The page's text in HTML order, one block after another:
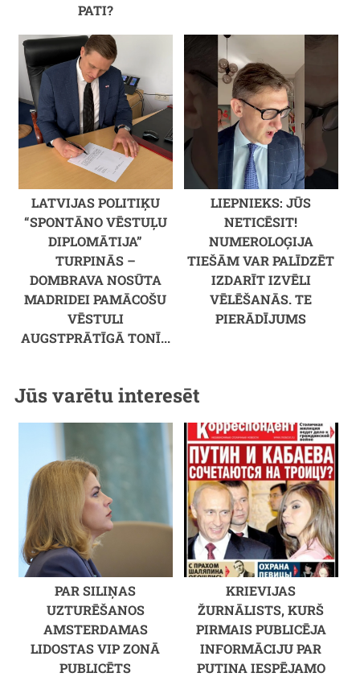
PATI?
LATVIJAS POLITIĶU
“SPONTĀNO VĒSTUĻU
DIPLOMĀTIJA”
TURPINĀS –
DOMBRAVA NOSŪTA
MADRIDEI PAMĀCOŠU
VĒSTULI
AUGSTPRĀTĪGĀ TONĪ...
LIEPNIEKS: JŪS
NETICĒSIT!
NUMEROLOĢIJA
TIEŠĀM VAR PALĪDZĒT
IZDARĪT IZVĒLI
VĒLĒŠANĀS. TE
PIERĀDĪJUMS
Jūs varētu interesēt
PAR SILIŅAS
UZTURĒŠANOS
AMSTERDAMAS
LIDOSTAS VIP ZONĀ
PUBLICĒTS
KRIEVIJAS
ŽURNĀLISTS, KURŠ
PIRMAIS PUBLICĒJA
INFORMĀCIJU PAR
PUTINA IESPĒJAMO